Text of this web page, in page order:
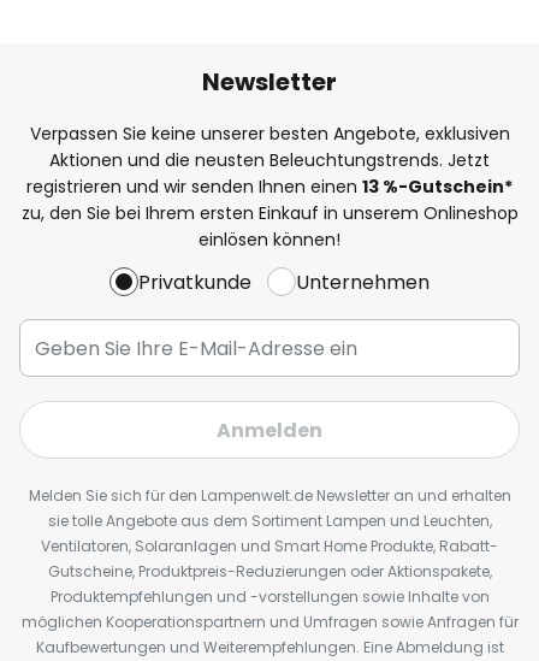
Newsletter
Verpassen Sie keine unserer besten Angebote, exklusiven
Aktionen und die neusten Beleuchtungstrends. Jetzt
registrieren und wir senden Ihnen einen 13 %-Gutschein*
zu, den Sie bei Ihrem ersten Einkauf in unserem Onlineshop
einlösen können!
Privatkunde Unternehmen
Anmelden
Melden Sie sich für den Lampenwelt.de Newsletter an und erhalten
sie tolle Angebote aus dem Sortiment Lampen und Leuchten,
Ventilatoren, Solaranlagen und Smart Home Produkte, Rabatt-
Gutscheine, Produktpreis-Reduzierungen oder Aktionspakete,
Produktempfehlungen und -vorstellungen sowie Inhalte von
möglichen Kooperationspartnern und Umfragen sowie Anfragen für
Kaufbewertungen und Weiterempfehlungen. Eine Abmeldung ist